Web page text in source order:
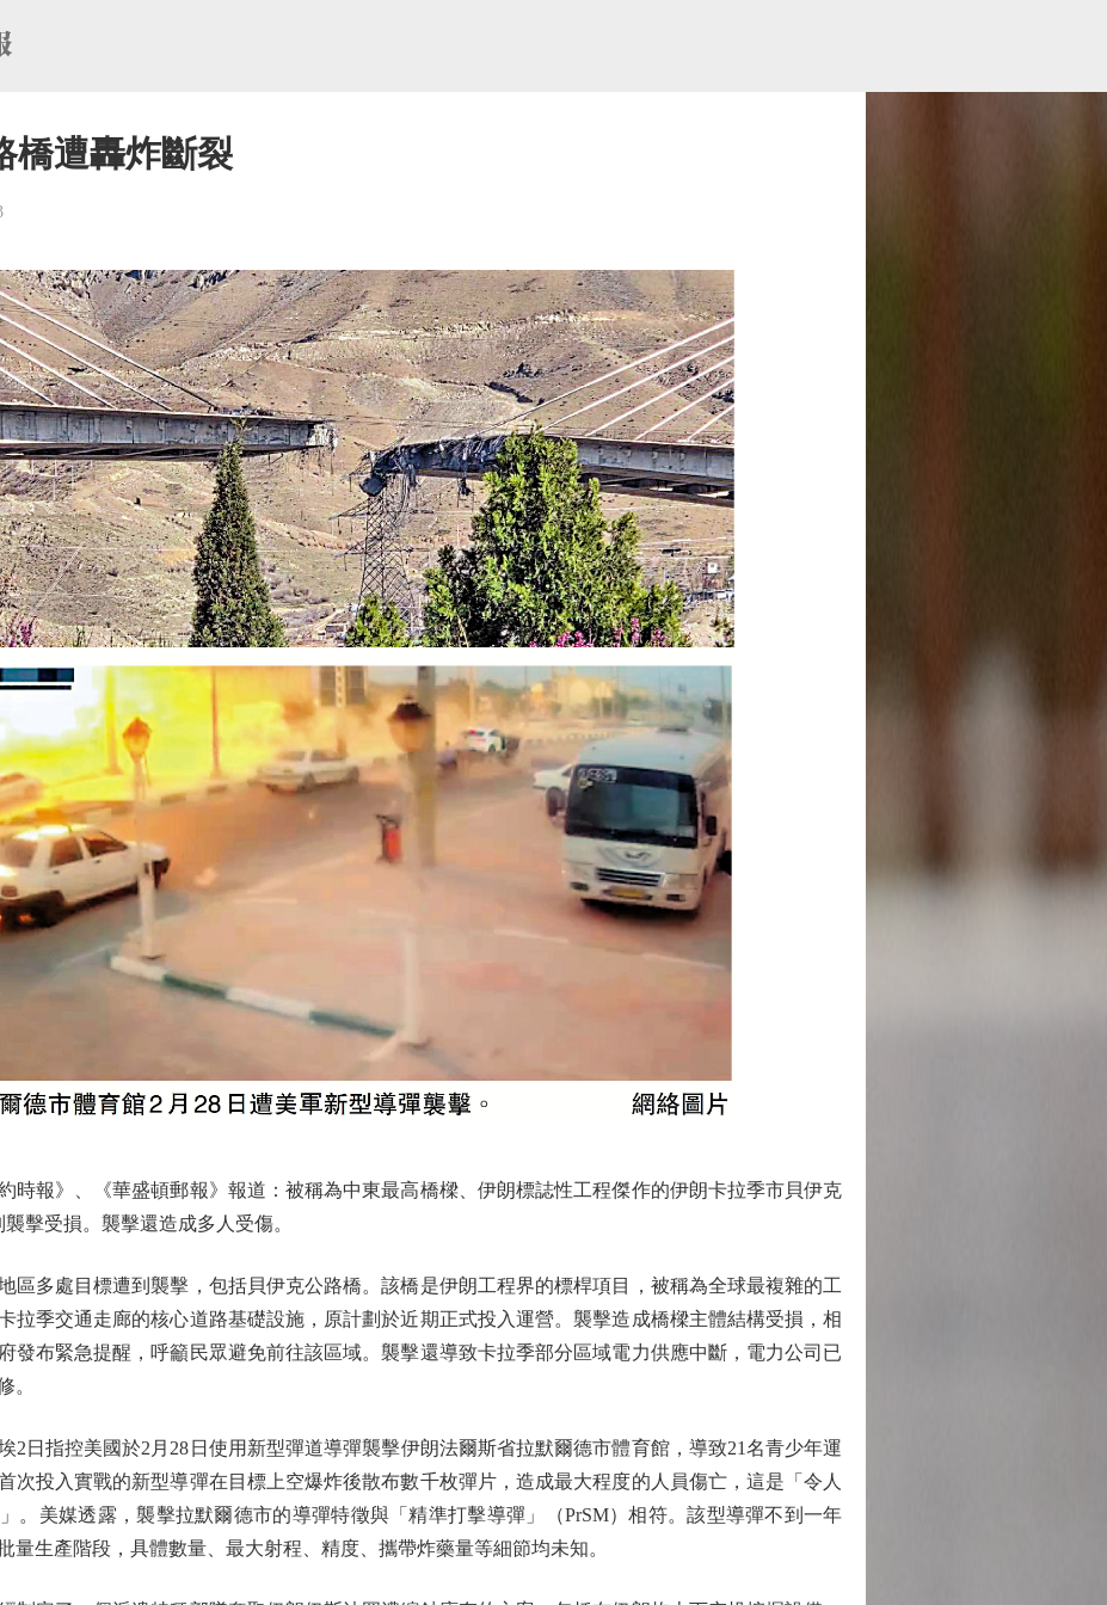
橋遭轟炸斷裂
報》、《華盛頓郵報》報道：被稱為中東最高橋樑、伊朗標誌性工程傑作的伊朗卡拉季市貝伊克
擊受損。襲擊還造成多人受傷。
多處目標遭到襲擊，包括貝伊克公路橋。該橋是伊朗工程界的標桿項目，被稱為全球最複雜的工
拉季交通走廊的核心道路基礎設施，原計劃於近期正式投入運營。襲擊造成橋樑主體結構受損，相
發布緊急提醒，呼籲民眾避免前往該區域。襲擊還導致卡拉季部分區域電力供應中斷，電力公司已
。
指控美國於2月28日使用新型彈道導彈襲擊伊朗法爾斯省拉默爾德市體育館，導致21名青少年運
次投入實戰的新型導彈在目標上空爆炸後散布數千枚彈片，造成最大程度的人員傷亡，這是「令人
。美媒透露，襲擊拉默爾德市的導彈特徵與「精準打擊導彈」（PrSM）相符。該型導彈不到一年
量生產階段，具體數量、最大射程、精度、攜帶炸藥量等細節均未知。